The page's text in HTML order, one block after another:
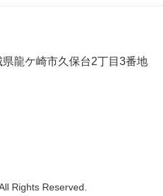
龍ケ崎市久保台2丁目3番地
Rights Reserved.